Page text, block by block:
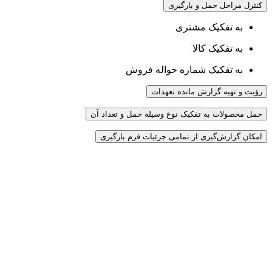
کنترل مراحل حمل و بارگیری
به تفکیک مشتری
به تفکیک کالا
به تفکیک شماره حواله فروش
رؤیت و تهیه گزارش مانده تعهدات
حمل محصولات به تفکیک نوع وسیله حمل و تعداد آن
امکان گزارش‌گیری از تمامی جزئیات فرم بارگیری